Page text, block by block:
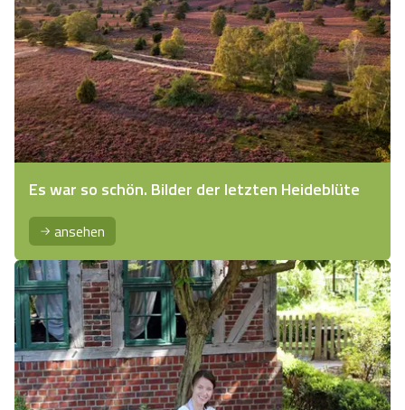
Es war so schön. Bilder der letzten Heideblüte
ansehen